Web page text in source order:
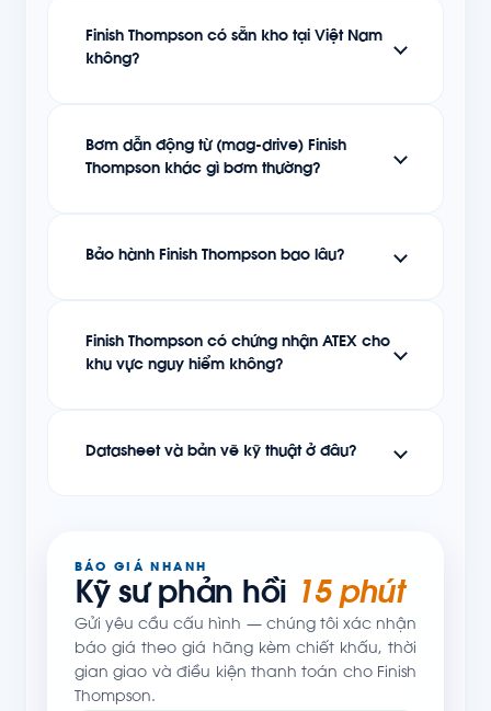
Finish Thompson có sẵn kho tại Việt Nam
không?
Bơm dẫn động từ (mag-drive) Finish
Thompson khác gì bơm thường?
Bảo hành Finish Thompson bao lâu?
Finish Thompson có chứng nhận ATEX cho
khu vực nguy hiểm không?
Datasheet và bản vẽ kỹ thuật ở đâu?
BÁO GIÁ NHANH
Kỹ sư phản hồi 15 phút
Gửi yêu cầu cấu hình — chúng tôi xác nhận
báo giá theo giá hãng kèm chiết khấu, thời
gian giao và điều kiện thanh toán cho Finish
Thompson.